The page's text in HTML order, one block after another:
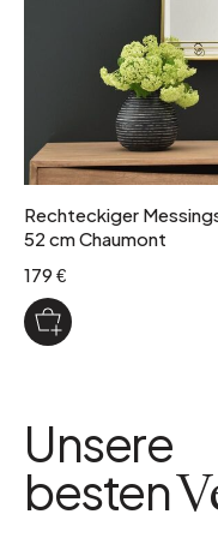
Rechteckiger
52 cm Chaumont
179 €
Unsere
besten